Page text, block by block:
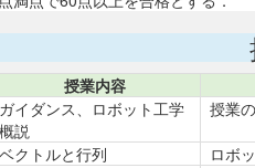
授業内容
ガイダンス、ロボット工学
概説
授業
ベクトルと行列
ロボ